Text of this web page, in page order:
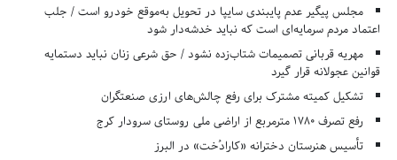
مجلس پیگیر عدم پایبندی سایپا در تحویل به‌موقع خودرو است / جلب
اعتماد مردم سرمایه‌ای است که نباید خدشه‌دار شود
مهریه قربانی تصمیمات شتاب‌زده نشود / حق شرعی زنان نباید دستمایه
قوانین عجولانه قرار گیرد
تشکیل کمیته مشترک برای رفع چالش‌های ارزی صنعتگران
رفع تصرف ۱۷۸۰ مترمربع از اراضی ملی روستای سرودار کرج
تأسیس هنرستان دخترانه «کارادُخت» در البرز